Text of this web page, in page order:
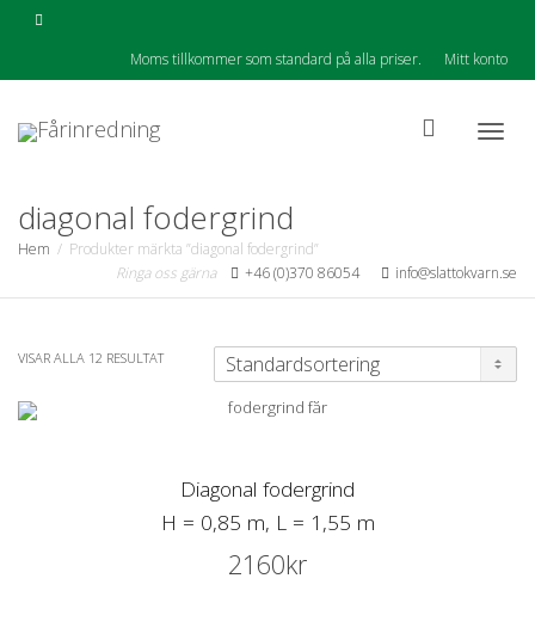
Moms tillkommer som standard på alla priser. Mitt konto
diagonal fodergrind
Hem
Produkter märkta ”diagonal fodergrind”
Ringa oss gärna
+46 (0)370 86054 info@slattokvarn.se
VISAR ALLA 12 RESULTAT
Diagonal fodergrind
H = 0,85 m, L = 1,55 m
2160kr